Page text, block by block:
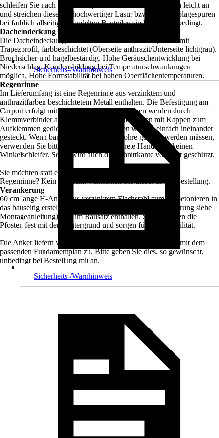
schleifen Sie nach der Montage die sichtbaren Oberflächen leicht an
und streichen diese mit hochwertiger Lasur bzw. Farbe. Ablagespuren
bei farblich allseitig behandelten Bauteilen sind technisch bedingt.
Dacheindeckung
Die Dacheindeckung besteht aus Aluminium-Dachplatten mit
Trapezprofil, farbbeschichtet (Oberseite anthrazit/Unterseite lichtgrau).
Bruchsicher und hagelbeständig. Hohe Geräuschentwicklung bei
Niederschlag. Kondensbildung bei Temperaturschwankungen
möglich. Hohe Formstabilität bei hohen Oberflächentemperaturen.
Regenrinne
Im Lieferumfang ist eine Regenrinne aus verzinktem und
anthrazitfarben beschichtetem Metall enthalten. Die Befestigung am
Carport erfolgt mit Sirnbretthaltern. Die Rinnen werden durch
Klemmverbinder aneinander gestoßen, die Enden mit Kappen zum
Aufklemmen gedichtet. Rohre und Bögen werden einfach ineinander
gesteckt. Wenn bauseitig Rinnen oder Rohre gekürzt werden müssen,
verwenden Sie bitte eine für Stahl geeignete Handsäge, keinen
Winkelschleifer. Somit wird auch die Schnittkante vor Rost geschützt.
Sie möchten statt einer Regenrinne in anthrazit eine weiße
Regenrinne? Kein Problem. Vermerken Sie dieses in der Bestellung.
Verankerung
60 cm lange H-Anker aus verzinktem Flachstahl zum Einbetonieren in
das bauseitig erstellte Punktfundament (Größe und Ausführung siehe
Montageanleitung) sind im Bausatz enthalten. Sie verbinden die
Pfosten fest mit dem Untergrund und sorgen für hohe Stabilität.
Die Anker liefern wir Ihnen auf Wunsch gerne zusammen mit dem
passenden Fundamentplan zu. Bitte geben Sie dies, so gewünscht,
unbedingt bei Bestellung mit an.
Sicherheits-/Warnhinweis
Sicherheits-/Warnhinweis